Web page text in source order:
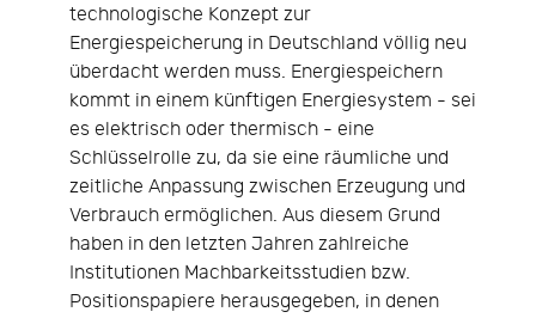
technologische Konzept zur
Energiespeicherung in Deutschland völlig neu
überdacht werden muss. Energiespeichern
kommt in einem künftigen Energiesystem - sei
es elektrisch oder thermisch - eine
Schlüsselrolle zu, da sie eine räumliche und
zeitliche Anpassung zwischen Erzeugung und
Verbrauch ermöglichen. Aus diesem Grund
haben in den letzten Jahren zahlreiche
Institutionen Machbarkeitsstudien bzw.
Positionspapiere herausgegeben, in denen